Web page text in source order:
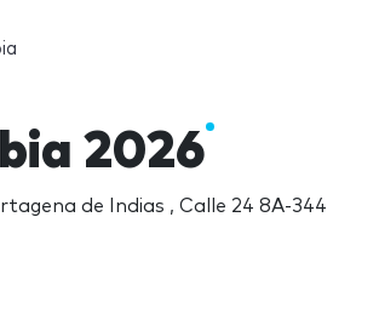
2026
de Indias , Calle 24 8A-344